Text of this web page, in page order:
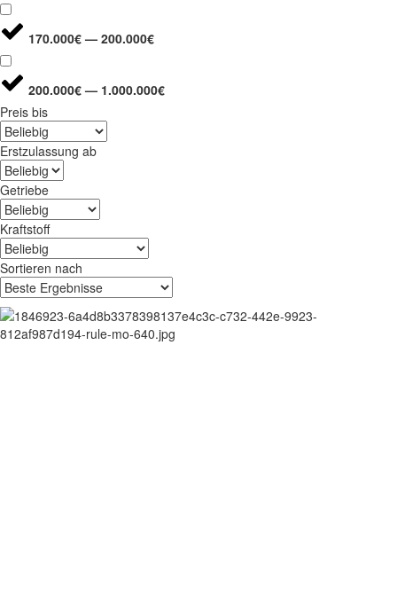
170.000€ — 200.000€
200.000€ — 1.000.000€
Preis bis
Erstzulassung ab
Getriebe
Kraftstoff
Sortieren nach